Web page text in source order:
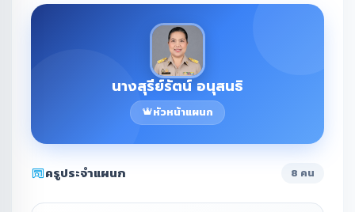
นางสุรีย์รัตน์ อนุสนธิ
หัวหน้าแผนก
ครูประจำแผนก 8 คน